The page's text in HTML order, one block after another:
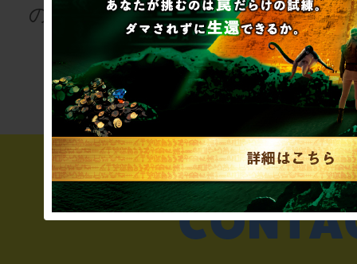
の登場人物にな
りませんか
次の授業は“謎
き”!?